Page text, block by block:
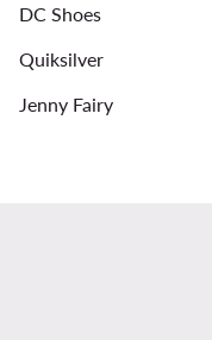
DC Shoes
Quiksilver
Jenny Fairy